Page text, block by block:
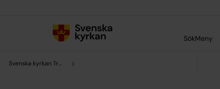
SökMeny
Svenska kyrkan Trollhättan